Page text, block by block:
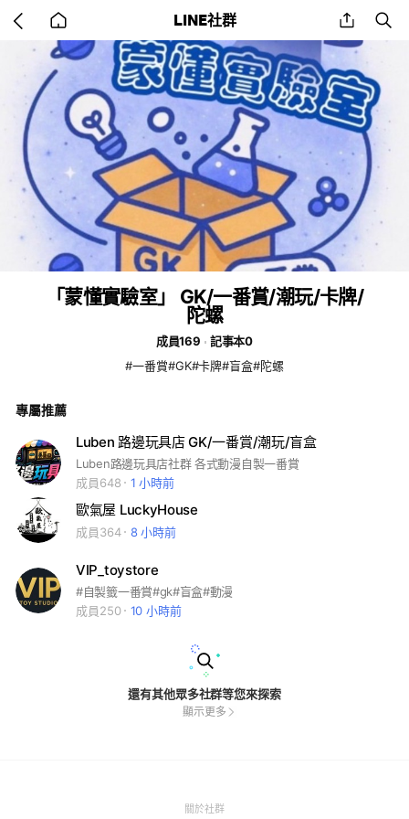
back
to
home
LINE社群 share
「蒙懂實驗室」 GK/一番賞/潮玩/卡牌/
陀螺
成員169
記事本0
#一番賞#GK#卡牌#盲盒#陀螺
專屬推薦
Luben 路邊玩具店 GK/一番賞/潮玩/盲盒
Luben路邊玩具店社群 各式動漫自製一番賞
成員648
1 小時前
歐氣屋 LuckyHouse
成員364 8 小時前
VIP_toystore
#自製籤一番賞#gk#盲盒#動漫
成員250
10 小時前
還有其他眾多社群等您來探索
顯示更多
關於社群(Open